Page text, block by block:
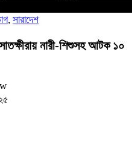
, সারাদেশ
নারী-শিশুসহ আটক ১০